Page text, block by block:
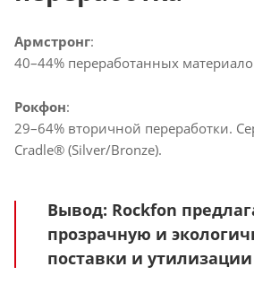
Армстронг:
40–44% переработанных
Рокфон:
29–64% вторичной переработки.
Cradle® (Silver/Bronze).
Вывод: Rockfon
прозрачную и
поставки и утилизации